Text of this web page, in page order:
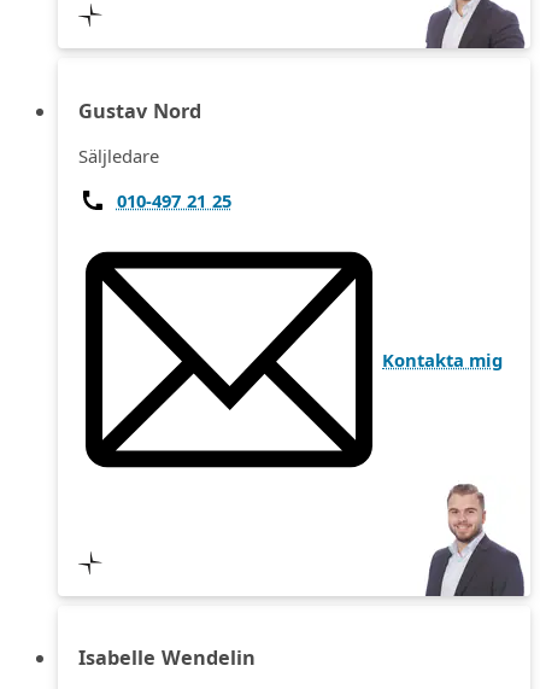
Gustav Nord
Säljledare
010-497 21 25
Kontakta mig
Isabelle Wendelin